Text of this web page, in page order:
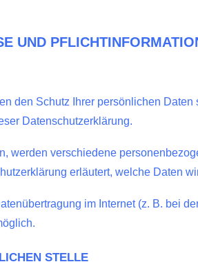
UND
den Schutz Ihrer persönlichen
Datenschutzerklärung.
werden verschiedene
erläutert, welche Daten
im Internet (z. B. bei
STELLE